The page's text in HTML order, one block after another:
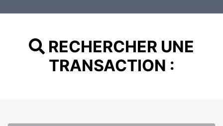
RECHERCHER UNE
TRANSACTION :